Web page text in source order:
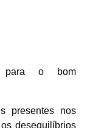
para o bom
presentes nos
desequilíbrios